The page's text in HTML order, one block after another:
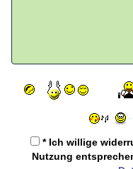
* Ich willige
Nutzung